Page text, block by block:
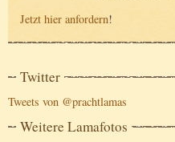
Jetzt hier anfordern!
Twitter
Tweets von @prachtlamas
Weitere Lamafotos